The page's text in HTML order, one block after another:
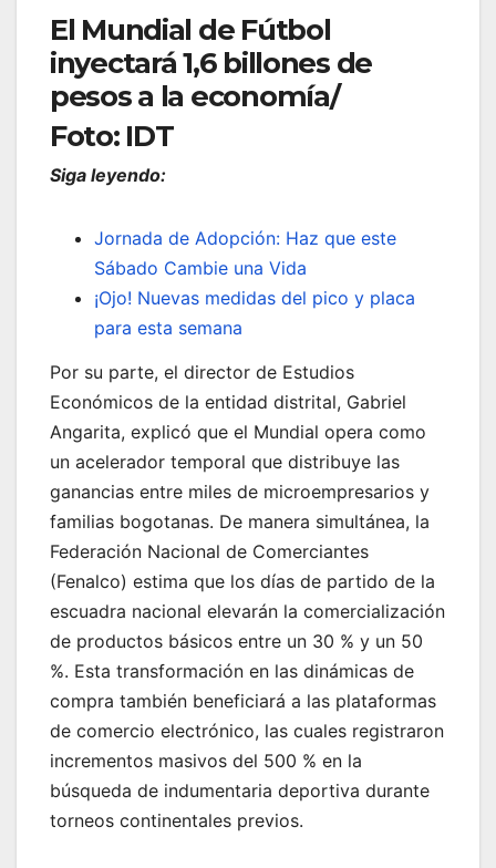
El Mundial de Fútbol
inyectará 1,6 billones de
pesos a la economía/
Foto: IDT
Siga leyendo:
Jornada de Adopción: Haz que este
Sábado Cambie una Vida
¡Ojo! Nuevas medidas del pico y placa
para esta semana
Por su parte, el director de Estudios
Económicos de la entidad distrital, Gabriel
Angarita, explicó que el Mundial opera como
un acelerador temporal que distribuye las
ganancias entre miles de microempresarios y
familias bogotanas. De manera simultánea, la
Federación Nacional de Comerciantes
(Fenalco) estima que los días de partido de la
escuadra nacional elevarán la comercialización
de productos básicos entre un 30 % y un 50
%. Esta transformación en las dinámicas de
compra también beneficiará a las plataformas
de comercio electrónico, las cuales registraron
incrementos masivos del 500 % en la
búsqueda de indumentaria deportiva durante
torneos continentales previos.